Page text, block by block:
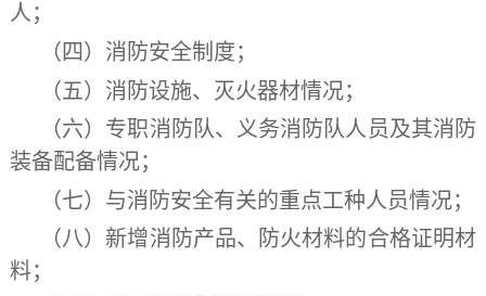
人；
（四）消防安全制度；
（五）消防设施、灭火器材情况；
（六）专职消防队、义务消防队人员及其消防
装备配备情况；
（七）与消防安全有关的重点工种人员情况；
（八）新增消防产品、防火材料的合格证明材
料；